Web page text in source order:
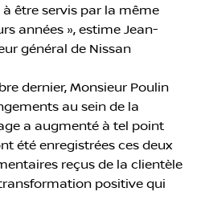
être servis par la même
années », estime Jean-
général de Nissan
dernier, Monsieur Poulin
au sein de la
a augmenté à tel point
été enregistrées ces deux
reçus de la clientèle
positive qui